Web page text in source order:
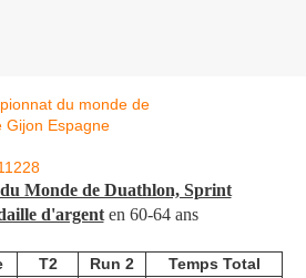
Monde de Duathlon, Sprint
d'argenten 60-64 ans
T2 Run 2
Temps Total